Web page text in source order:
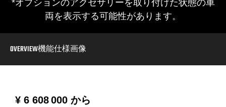
*オプションのアクセサリーを取り付けた状態の車
両を表示する可能性があります。
OVERVIEW機能仕様画像
から
¥ 6 608 000